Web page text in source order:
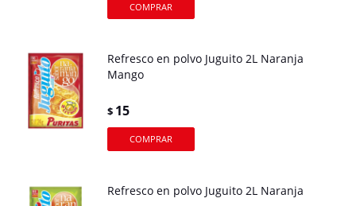
Refresco en polvo Juguito 2L Naranja
Mango
$ 15
Refresco en polvo Juguito 2L Naranja